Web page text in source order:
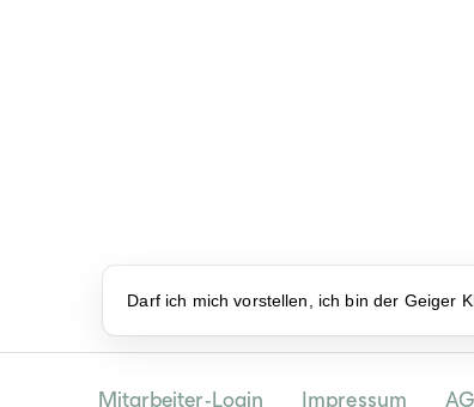
Mitarbeiter-Login Impressum
Darf ich mich vorstellen, ich bin der Geiger